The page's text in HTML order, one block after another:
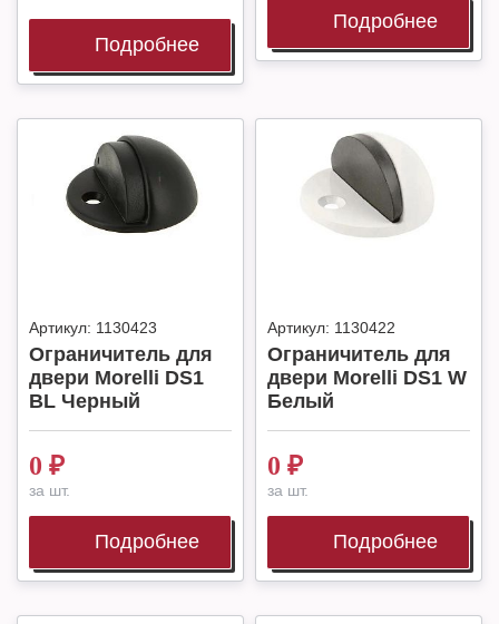
Подробнее
Подробнее
Артикул: 1130423
Ограничитель для
двери Morelli DS1
BL Черный
0 ₽
за шт.
Подробнее
Артикул: 1130422
Ограничитель для
двери Morelli DS1 W
Белый
0 ₽
за шт.
Подробнее